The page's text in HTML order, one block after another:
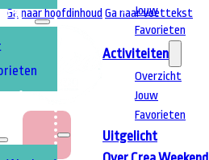
Ga naar hoofdinhoud Ga naar voettekst
Jouw
Favorieten
Activiteiten
Overzicht
Jouw
Favorieten
Uitgelicht